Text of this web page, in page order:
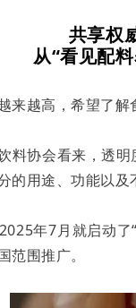
共享权
从“看见配
来越高，希望了
料协会看来，透
的用途、功能以及
年7月就启动
围推广。